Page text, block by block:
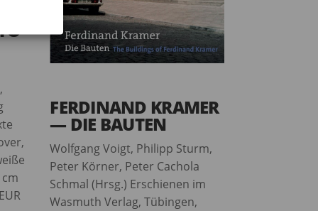
FERDINAND KRAMER
— DIE BAUTEN
Wolfgang Voigt, Philipp Sturm,
Peter Körner, Peter Cachola
Schmal (Hrsg.) Erschienen im
Wasmuth Verlag, Tübingen,